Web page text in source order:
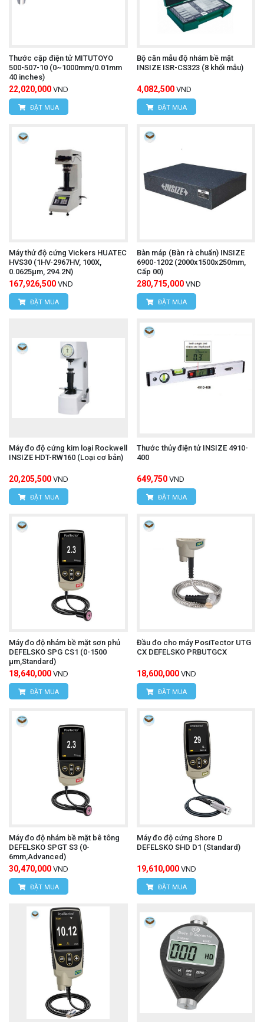
Thước cặp điện tử MITUTOYO
500-507-10 (0~1000mm/0.01mm
40 inches)
22,020,000 VND
ĐẶT MUA
Bộ căn mẫu độ nhám bề mặt
INSIZE ISR-CS323 (8 khối mẫu)
4,082,500 VND
ĐẶT MUA
Máy thử độ cứng Vickers HUATEC
HVS30 (1HV-2967HV, 100X,
0.0625μm, 294.2N)
167,926,500 VND
ĐẶT MUA
Bàn máp (Bàn rà chuẩn) INSIZE
6900-1202 (2000x1500x250mm,
Cấp 00)
280,715,000 VND
ĐẶT MUA
Máy đo độ cứng kim loại Rockwell
INSIZE HDT-RW160 (Loại cơ bản)
20,205,500 VND
ĐẶT MUA
Thước thủy điện tử INSIZE 4910-
400
649,750 VND
ĐẶT MUA
Máy đo độ nhám bề mặt sơn phủ
DEFELSKO SPG CS1 (0-1500
μm,Standard)
18,640,000 VND
ĐẶT MUA
Đầu đo cho máy PosiTector UTG
CX DEFELSKO PRBUTGCX
18,600,000 VND
ĐẶT MUA
Máy đo độ nhám bề mặt bê tông
DEFELSKO SPGT S3 (0-
6mm,Advanced)
30,470,000 VND
ĐẶT MUA
Máy đo độ cứng Shore D
DEFELSKO SHD D1 (Standard)
19,610,000 VND
ĐẶT MUA